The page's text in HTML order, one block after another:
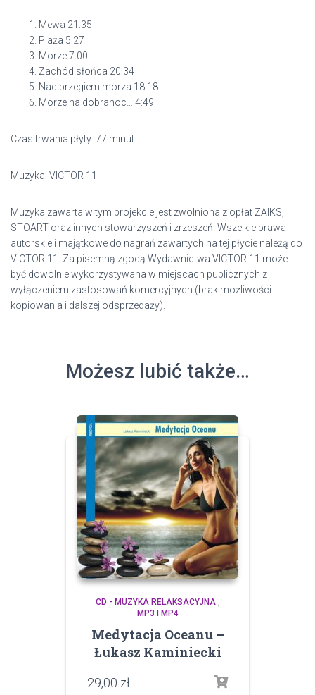
Mewa 21:35
Plaża 5:27
Morze 7:00
Zachód słońca 20:34
Nad brzegiem morza 18:18
Morze na dobranoc… 4:49
Czas trwania płyty: 77 minut
Muzyka: VICTOR 11
Muzyka zawarta w tym projekcie jest zwolniona z opłat ZAIKS,
STOART oraz innych stowarzyszeń i zrzeszeń. Wszelkie prawa
autorskie i majątkowe do nagrań zawartych na tej płycie należą do
VICTOR 11. Za pisemną zgodą Wydawnictwa VICTOR 11 może
być dowolnie wykorzystywana w miejscach publicznych z
wyłączeniem zastosowań komercyjnych (brak możliwości
kopiowania i dalszej odsprzedaży).
Możesz lubić także…
CD - MUZYKA RELAKSACYJNA,
MP3 I MP4
Medytacja Oceanu –
Łukasz Kaminiecki
29,00 zł